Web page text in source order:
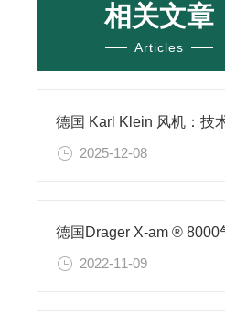
相关文章
Articles
2025-12-08
2022-11-09